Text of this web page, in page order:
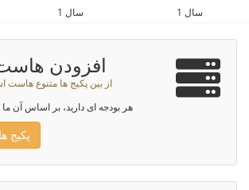
1 سال 1 سال
افزودن
از بین پکیج ها متنوع هاست
هر بودجه ای دارید، بر اساس آن ما
پکیج